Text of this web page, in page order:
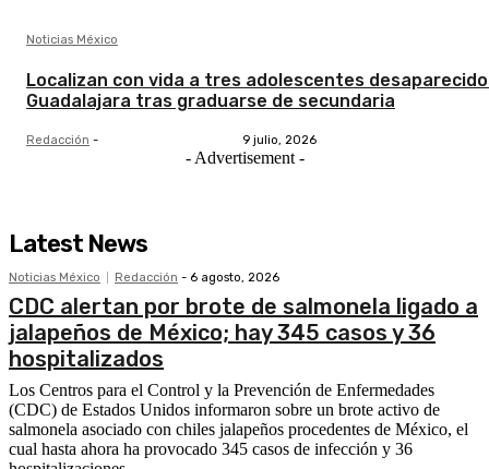
Noticias México
Localizan con vida a tres adolescentes
Guadalajara tras graduarse de secundaria
Redacción - 9 julio, 2026
- Advertisement -
Latest News
Noticias México Redacción - 6 agosto, 2026
CDC alertan por brote de salmonela ligado a
jalapeños de México; hay 345 casos y 36
hospitalizados
Los Centros para el Control y la Prevención de Enfermedades
(CDC) de Estados Unidos informaron sobre un brote activo de
salmonela asociado con chiles jalapeños procedentes de México, el
cual hasta ahora ha provocado 345 casos de infección y 36